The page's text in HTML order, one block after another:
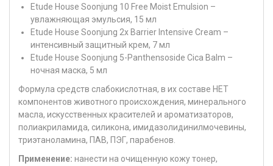
Etude House Soonjung 10 Free Moist Emulsion –
увлажняющая эмульсия, 15 мл
Etude House Soonjung 2x Barrier Intensive Cream –
интенсивный защитный крем, 7 мл
Etude House Soonjung 5-Panthensoside Cica Balm –
ночная маска, 5 мл
Формула средств слабокислотная, в их составе НЕТ
компонентов животного происхождения, минерального
масла, искусственных красителей и ароматизаторов,
полиакриламида, силикона, имидазолидинилмочевины,
триэтаноламина, ПАВ, ПЭГ, парабенов.
Применение: нанести на очищенную кожу тонер,